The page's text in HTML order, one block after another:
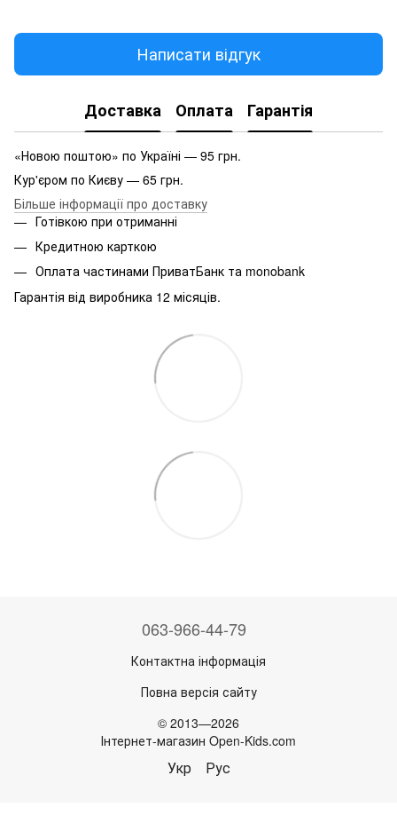
Написати відгук
Доставка Оплата Гарантія
«Новою поштою» по Україні — 95 грн.
Кур'єром по Києву — 65 грн.
Більше інформації про доставку
Готівкою при отриманні
Кредитною карткою
Оплата частинами ПриватБанк та monobank
Гарантія від виробника 12 місяців.
063-966-44-79
Контактна інформація
Повна версія сайту
© 2013—2026
Інтернет-магазин Open-Kids.com
Укр Рус